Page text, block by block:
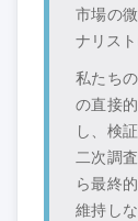
市場の
ナリス
私たち
の直接
し、検
二次調
ら最終
維持し